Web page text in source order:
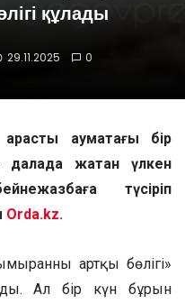
құлады
29.11.2025 0
аумақтағы бір
далада жатқан үлкен
түсіріп
Orda.kz.
артқы бөлігі»
Ал бір күн бұрын